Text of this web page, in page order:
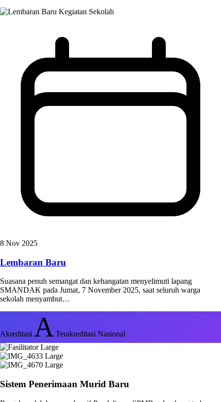
Kegiatan Sekolah
8 Nov 2025
Lembaran Baru
Suasana penuh semangat dan kehangatan menyelimuti lapang
SMANDAK pada Jumat, 7 November 2025, saat seluruh warga
sekolah menyambut…
Akreditasi A Terakreditasi Nasional
Sistem Penerimaan Murid Baru